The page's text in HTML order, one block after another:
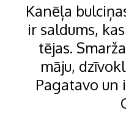
Kanēļa
ir saldums,
tējas.
māju,
Pagatavo un